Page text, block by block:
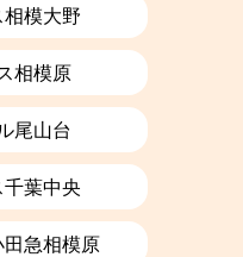
模大野
相模原
尾山台
葉中央
急相模原